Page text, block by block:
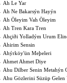
Ah Le Yar
Ah Ne Bakarsýn Hayýn
Ah Öleyim Vah Öleyim
Ah Tren Kara Tren
Ahçiði Yolladým Urum
Ahirim Sensin
Ahýrköy'ün Meþeleri
Ahmet Ahmet Diye
Ahu Dilber Senin Metahýn
Ahu Gözlerini Süzüp Gelen